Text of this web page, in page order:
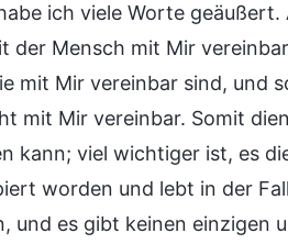
ich viele Worte geäußert.
der Mensch mit Mir
mit Mir vereinbar sind, und
mit Mir vereinbar. Somit
kann; viel wichtiger ist, es
worden und lebt in der
und es gibt keinen einzigen